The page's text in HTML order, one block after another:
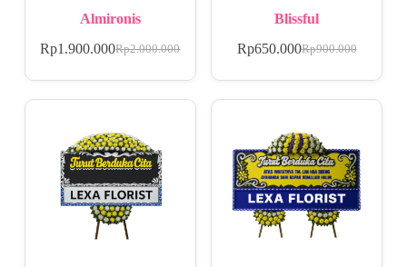
Almironis
Rp2.000.000
Rp1.900.000
Blissful
Rp900.000
Rp650.000